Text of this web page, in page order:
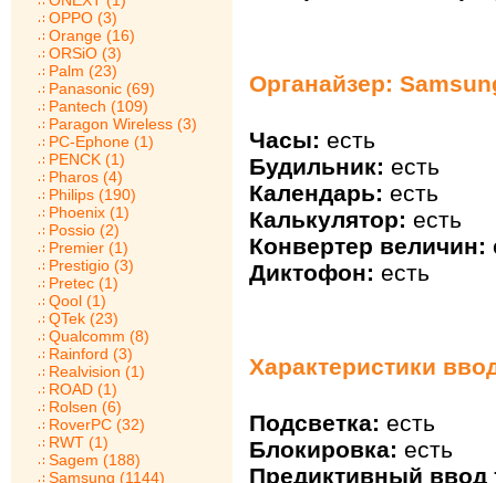
OPPO (3)
Orange (16)
ORSiO (3)
Palm (23)
Panasonic (69)
Pantech (109)
Paragon Wireless (3)
PC-Ephone (1)
PENCK (1)
Pharos (4)
Philips (190)
Phoenix (1)
Possio (2)
Premier (1)
Prestigio (3)
Pretec (1)
Qool (1)
QTek (23)
Qualcomm (8)
Rainford (3)
Realvision (1)
ROAD (1)
Rolsen (6)
RoverPC (32)
RWT (1)
Sagem (188)
Samsung (1144)
Органайзер:
Часы: есть
Будильник: есть
Календарь: есть
Калькулятор: есть
Конвертер величин:
Диктофон: есть
Характеристики
Подсветка: есть
Блокировка: есть
Предиктивный ввод